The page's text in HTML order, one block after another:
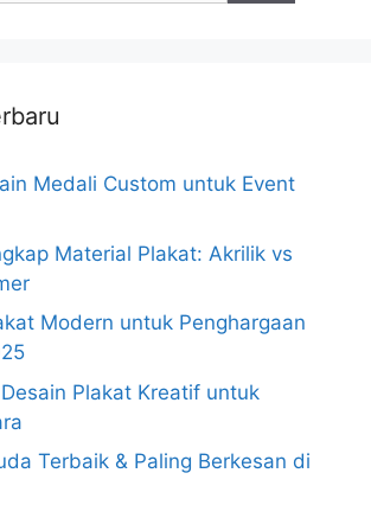
Medali Custom untuk Event
Material Plakat: Akrilik vs
Modern untuk Penghargaan
Plakat Kreatif untuk
Terbaik & Paling Berkesan di